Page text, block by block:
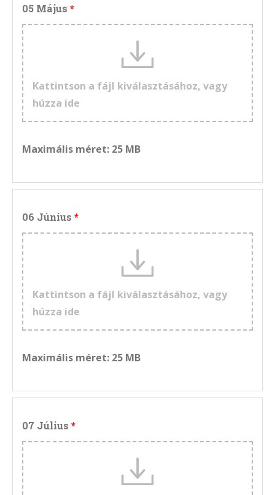
05 Május
Kattintson a fájl kiválasztásához, vagy
húzza ide
Maximális méret: 25 MB
06 Június
Kattintson a fájl kiválasztásához, vagy
húzza ide
Maximális méret: 25 MB
07 Július